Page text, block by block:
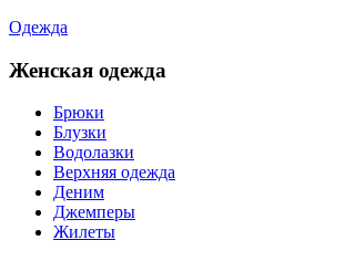
Одежда
Женская одежда
Брюки
Блузки
Водолазки
Верхняя одежда
Деним
Джемперы
Жилеты